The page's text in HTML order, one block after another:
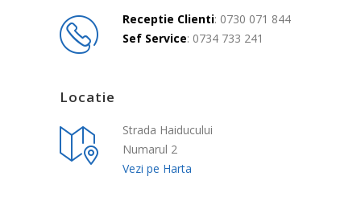
Receptie Clienti: 0730 071 844
Sef Service: 0734 733 241
Locatie
Strada Haiducului
Numarul 2
Vezi pe Harta